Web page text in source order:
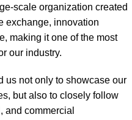
scale organization created
exchange, innovation
making it one of the most
our industry.
us not only to showcase our
but also to closely follow
and commercial